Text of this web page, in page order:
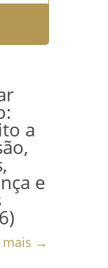
de
a
e
mais →